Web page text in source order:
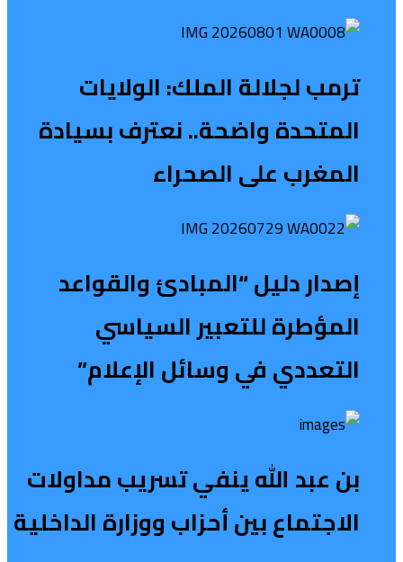
ترمب لجلالة الملك: الولايات
المتحدة واضحة.. نعترف بسيادة
المغرب على الصحراء
إصدار دليل “المبادئ والقواعد
المؤطرة للتعبير السياسي
التعددي في وسائل الإعلام”
بن عبد الله ينفي تسريب مداولات
الاجتماع بين أحزاب ووزارة الداخلية